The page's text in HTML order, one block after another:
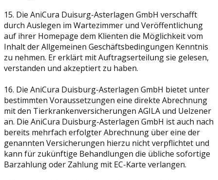
15. Die AniCura Duisurg-Asterlagen GmbH verschafft
durch Auslegen im Wartezimmer und Veröffentlichung
auf ihrer Homepage dem Klienten die Möglichkeit vom
Inhalt der Allgemeinen Geschäftsbedingungen Kenntnis
zu nehmen. Er erklärt mit Auftragserteilung sie gelesen,
verstanden und akzeptiert zu haben.
16. Die AniCura Duisburg-Asterlagen GmbH bietet unter
bestimmten Voraussetzungen eine direkte Abrechnung
mit den Tierkrankenversicherungen AGILA und Uelzener
an. Die AniCura Duisburg-Asterlagen GmbH ist auch nach
bereits mehrfach erfolgter Abrechnung über eine der
genannten Versicherungen hierzu nicht verpflichtet und
kann für zukünftige Behandlungen die übliche sofortige
Barzahlung oder Zahlung mit EC-Karte verlangen.